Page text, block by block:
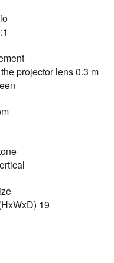
projector lens 0.3 m
19 cm x 37 cm x 38 cm (HxWxD)